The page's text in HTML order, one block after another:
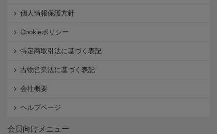
個人情報保護方針
Cookieポリシー
特定商取引法に基づく表記
古物営業法に基づく表記
会社概要
ヘルプページ
会員向けメニュー